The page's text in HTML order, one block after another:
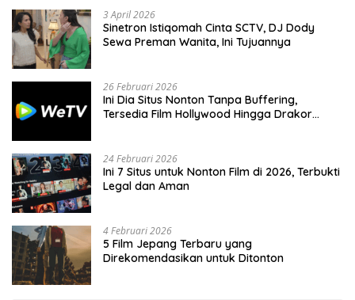
3 April 2026
Sinetron Istiqomah Cinta SCTV, DJ Dody
Sewa Preman Wanita, Ini Tujuannya
26 Februari 2026
Ini Dia Situs Nonton Tanpa Buffering,
Tersedia Film Hollywood Hingga Drakor
24 Februari 2026
Ini 7 Situs untuk Nonton Film di 2026, Terbukti
Legal dan Aman
4 Februari 2026
5 Film Jepang Terbaru yang
Direkomendasikan untuk Ditonton